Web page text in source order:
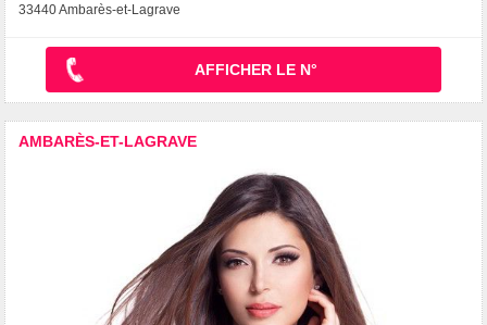
33440 Ambarès-et-Lagrave
AFFICHER LE N°
AMBARÈS-ET-LAGRAVE